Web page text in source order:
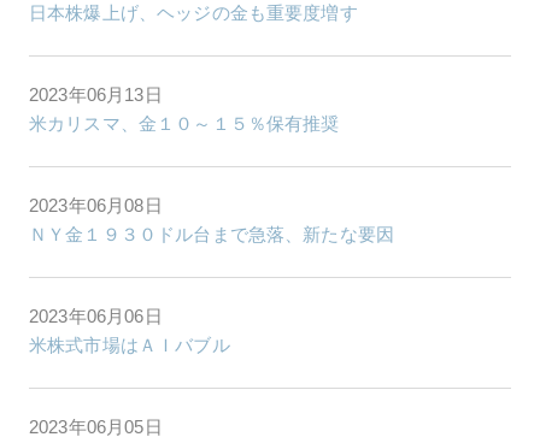
日本株爆上げ、ヘッジの金も重要度増す
2023年06月13日
米カリスマ、金１０～１５％保有推奨
2023年06月08日
ＮＹ金１９３０ドル台まで急落、新たな要因
2023年06月06日
米株式市場はＡＩバブル
2023年06月05日